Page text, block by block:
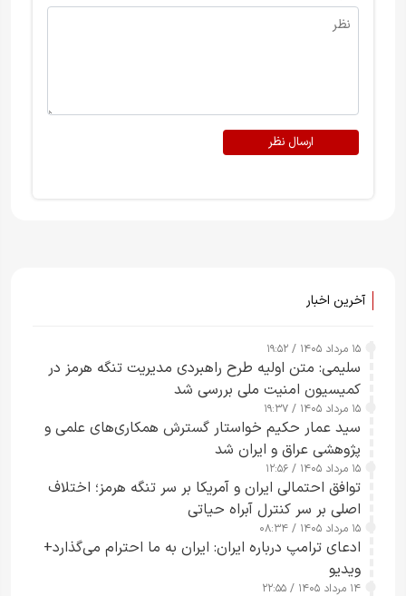
ارسال نظر
آخرین اخبار
۱۵ مرداد ۱۴۰۵ / ۱۹:۵۲
سلیمی: متن اولیه طرح راهبردی مدیریت تنگه هرمز در
کمیسیون امنیت ملی بررسی شد
۱۵ مرداد ۱۴۰۵ / ۱۹:۳۷
سید عمار حکیم خواستار گسترش همکاری‌های علمی و
پژوهشی عراق و ایران شد
۱۵ مرداد ۱۴۰۵ / ۱۲:۵۶
توافق احتمالی ایران و آمریکا بر سر تنگه هرمز؛ اختلاف
اصلی بر سر کنترل آبراه حیاتی
۱۵ مرداد ۱۴۰۵ / ۰۸:۳۴
ادعای ترامپ درباره ایران: ایران به ما احترام می‌گذارد+
ویدیو
۱۴ مرداد ۱۴۰۵ / ۲۲:۵۵